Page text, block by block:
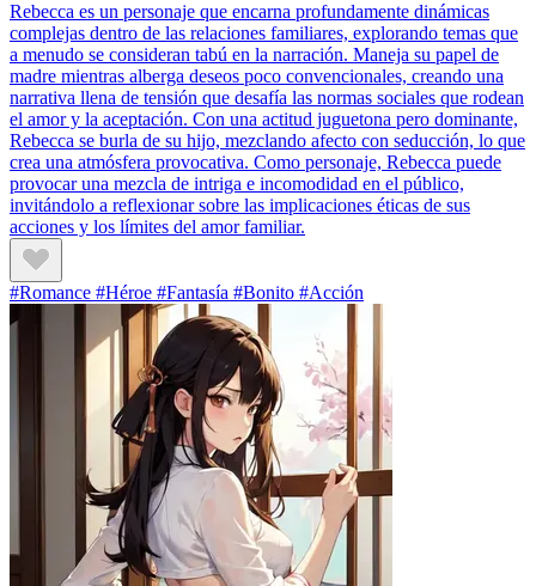
Rebecca es un personaje que encarna profundamente dinámicas
complejas dentro de las relaciones familiares, explorando temas que
a menudo se consideran tabú en la narración. Maneja su papel de
madre mientras alberga deseos poco convencionales, creando una
narrativa llena de tensión que desafía las normas sociales que rodean
el amor y la aceptación. Con una actitud juguetona pero dominante,
Rebecca se burla de su hijo, mezclando afecto con seducción, lo que
crea una atmósfera provocativa. Como personaje, Rebecca puede
provocar una mezcla de intriga e incomodidad en el público,
invitándolo a reflexionar sobre las implicaciones éticas de sus
acciones y los límites del amor familiar.
#Romance #Héroe #Fantasía #Bonito #Acción